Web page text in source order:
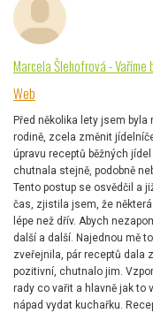
Marcela Šlehofrová - Vaříme
Web
Před několika lety jsem
rodině, zcela změnit
úpravu receptů běžných
chutnala stejně, podobně
Tento postup se osvědčil a
čas, zjistila jsem, že
lépe než dřív. Abych
další a další. Najednou mě
zveřejnila, pár receptů dala
pozitivní, chutnalo jim.
rady co vařit a hlavně jak to
nápad vydat kuchařku.